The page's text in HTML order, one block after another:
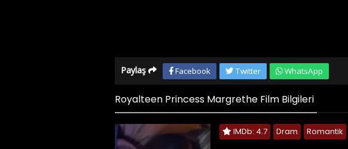
Paylaş Facebook Twitter WhatsApp
Royalteen Princess Margrethe Film Bilgileri
IMDb: 4.7 Dram Romantik